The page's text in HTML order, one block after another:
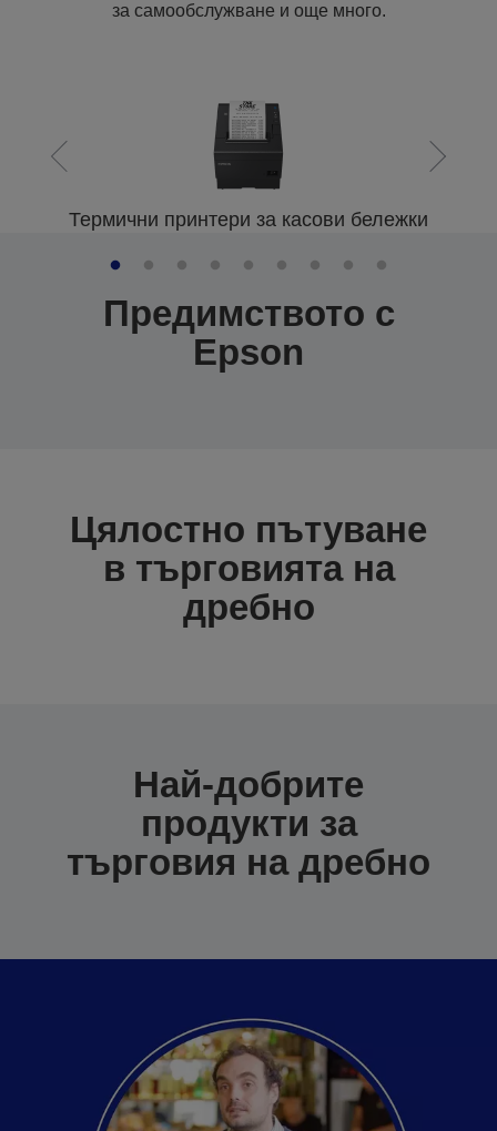
за самообслужване и още много.
Термични принтери за касови бележки
Предимството с
Epson
Цялостно пътуване
в търговията на
дребно
Най-добрите
продукти за
търговия на дребно